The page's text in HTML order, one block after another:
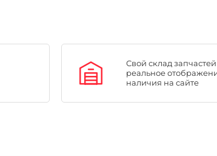
Свой склад
реальное
наличия на сайте